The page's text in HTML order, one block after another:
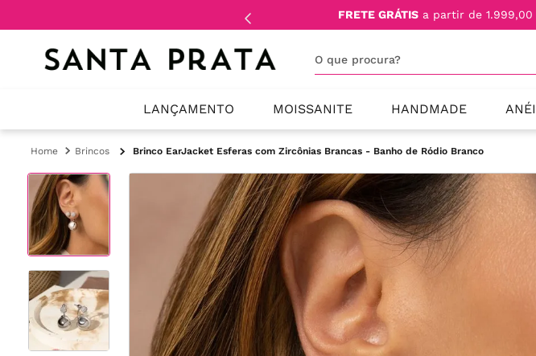
FRETE GRÁTIS a partir de
LANÇAMENTO MOISSANITE HANDMADE
Brincos Brinco EarJacket Esferas com Zircônias Brancas - Banho de Ródio Branco